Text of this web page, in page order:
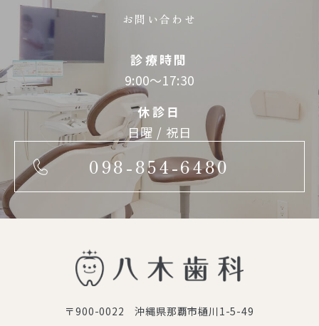
お問い合わせ
診療時間
9:00～17:30
休診日
日曜 / 祝日
098-854-6480
〒900-0022 沖縄県那覇市樋川1-5-49